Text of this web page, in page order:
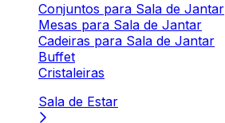
Conjuntos para Sala de Jantar
Mesas para Sala de Jantar
Cadeiras para Sala de Jantar
Buffet
Cristaleiras
Sala de Estar